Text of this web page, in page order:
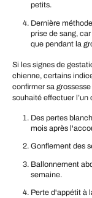
petits.
Dernière
prise de sang,
que pendant la
Si les signes de
chienne, certains
confirmer sa
souhaité effectuer l’un
Des pertes
mois après
Gonflement des
Ballonnement
semaine.
Perte d'appétit à